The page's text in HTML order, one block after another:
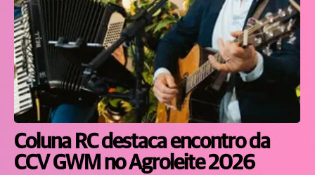
Coluna RC destaca encontro da
CCV GWM no Agroleite 2026